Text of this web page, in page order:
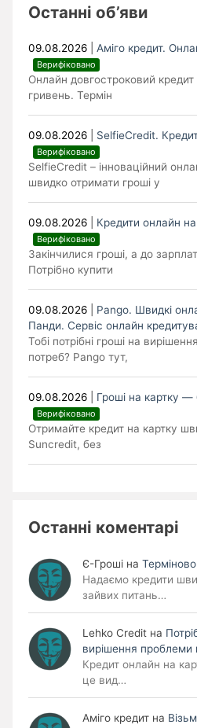
Останні об’яви
09.08.2026 Аміго кредит.
Верифіковано
Онлайн довгостроковий
гривень. Термін
09.08.2026 SelfieCredit.
Верифіковано
SelfieCredit – інноваційний
швидко отримати гроші у
09.08.2026 Кредити онлайн
Верифіковано
Закінчилися гроші, а до
Потрібно купити
09.08.2026
Pango. Швидкі
Панди. Cервіс онлайн
Тобі потрібні гроші на
потреб? Pango тут,
09.08.2026 Гроші на картку —
Верифіковано
Отримайте кредит на картку
Suncredit, без
Останні коментарі
Є-Гроші на
Надаємо кредити
зайвих питань…
Lehko Сredit на
вирішення проблеми
Кредит онлайн на
це вид…
Аміго кредит на